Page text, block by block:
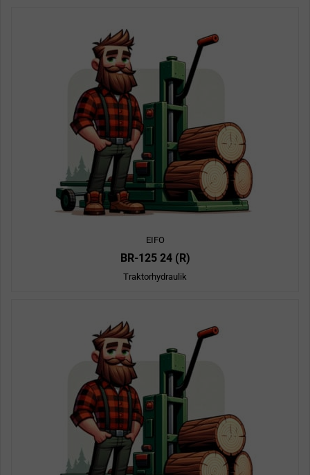
EIFO
BR-125 24 (R)
Traktorhydraulik